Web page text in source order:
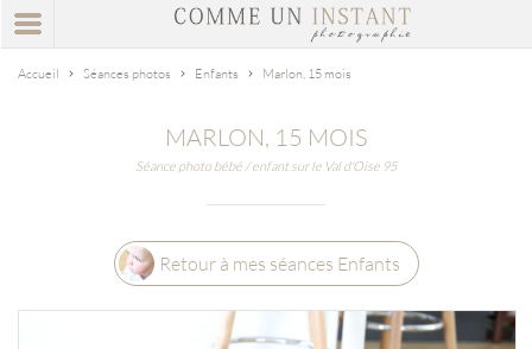
Accueil Séances photos Enfants Marlon, 15 mois
MARLON, 15 MOIS
Séance photo bébé / enfant sur le Val d'Oise 95
Retour à mes séances Enfants